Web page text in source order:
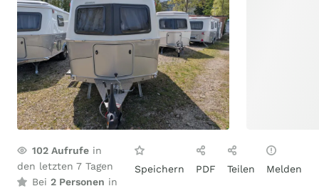
102 Aufrufe in
den letzten 7 Tagen
Bei 2 Personen in
Speichern PDF Teilen Melden